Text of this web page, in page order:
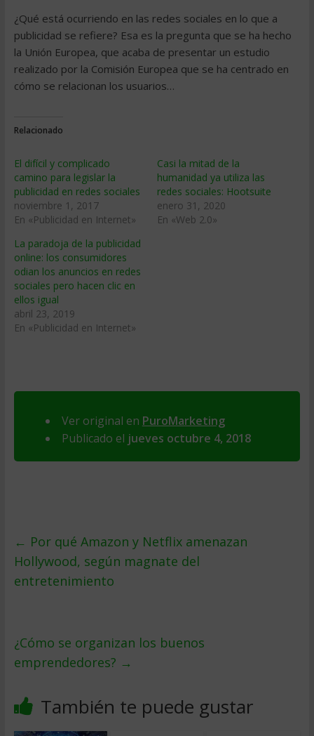
¿Qué está ocurriendo en las redes sociales en lo que a
publicidad se refiere? Esa es la pregunta que se ha hecho
la Unión Europea, que acaba de presentar un estudio
realizado por la Comisión Europea que se ha centrado en
cómo se relacionan los usuarios…
Relacionado
El difícil y complicado
camino para legislar la
publicidad en redes sociales
noviembre 1, 2017
En «Publicidad en Internet»
Casi la mitad de la
humanidad ya utiliza las
redes sociales: Hootsuite
enero 31, 2020
En «Web 2.0»
La paradoja de la publicidad
online: los consumidores
odian los anuncios en redes
sociales pero hacen clic en
ellos igual
abril 23, 2019
En «Publicidad en Internet»
Ver original en PuroMarketing
Publicado el jueves octubre 4, 2018
← Por qué Amazon y Netflix amenazan
Hollywood, según magnate del
entretenimiento
¿Cómo se organizan los buenos
emprendedores? →
También te puede gustar